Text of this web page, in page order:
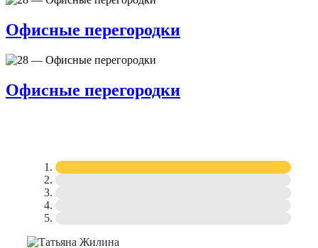
Офисные перегородки
Офисные перегородки